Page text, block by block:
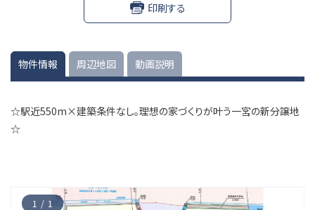
印刷する
物件情報 周辺地図 動画説明
☆駅近550m×建築条件なし。理想の家づくりが叶う一宮の新分譲地
☆
1 1